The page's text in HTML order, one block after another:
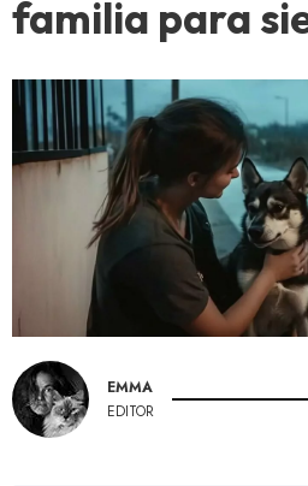
familia para
EMMA
EDITOR